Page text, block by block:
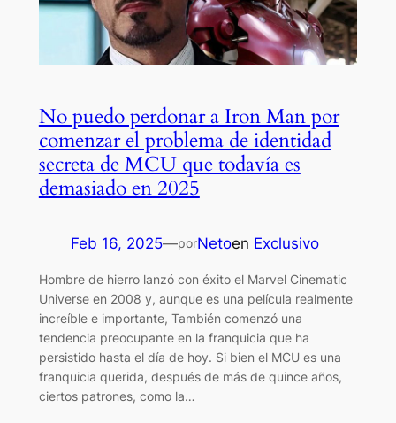
No puedo perdonar a Iron Man por
comenzar el problema de identidad
secreta de MCU que todavía es
demasiado en 2025
Feb 16, 2025—porNetoen Exclusivo
Hombre de hierro lanzó con éxito el Marvel Cinematic
Universe en 2008 y, aunque es una película realmente
increíble e importante, También comenzó una
tendencia preocupante en la franquicia que ha
persistido hasta el día de hoy. Si bien el MCU es una
franquicia querida, después de más de quince años,
ciertos patrones, como la…